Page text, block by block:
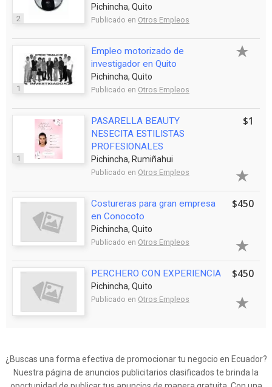
2
Pichincha, Quito
Publicado en Otros Empleos
1
Empleo motorizado de
investigador en Quito
Pichincha, Quito
Publicado en Otros Empleos
1
PASARELLA BEAUTY
NESECITA ESTILISTAS
PROFESIONALES
Pichincha, Rumiñahui
Publicado en Otros Empleos
$1
Costureras para gran empresa
en Conocoto
Pichincha, Quito
Publicado en Otros Empleos
$450
PERCHERO CON EXPERIENCIA
Pichincha, Quito
Publicado en Otros Empleos
$450
¿Buscas una forma efectiva de promocionar tu negocio en Ecuador?
Nuestra página de anuncios publicitarios clasificados te brinda la